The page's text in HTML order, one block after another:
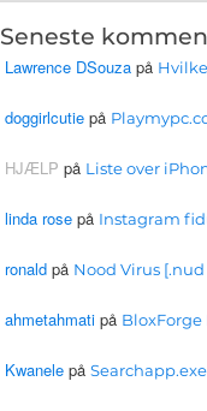
Seneste
Lawrence DSouza på
doggirlcutie på
HJÆLP på Liste over
linda rose på Instagram
ronald på Nood Virus
ahmetahmati på
Kwanele på